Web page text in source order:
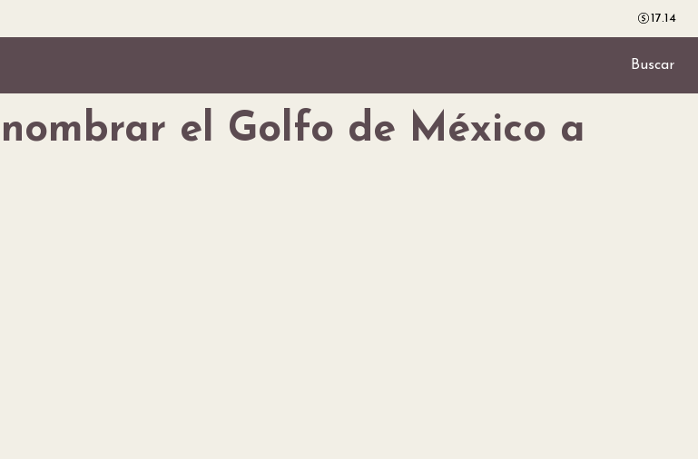
17.14
Buscar
el Golfo de México a